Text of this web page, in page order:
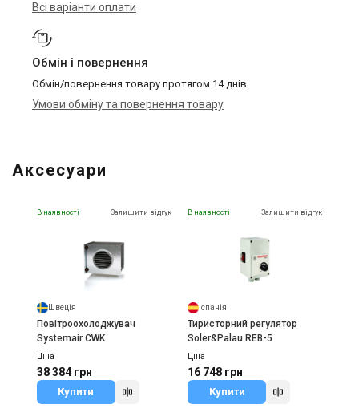
Всі варіанти оплати
Обмін і повернення
Обмін/повернення товару протягом 14 днів
Умови обміну та повернення товару
Аксесуари
В наявності Залишити відгук
Швеція
Повітроохолоджувач
Systemair CWK
Ціна
38 384 грн
Купити
В наявності Залишити відгук
Іспанія
Тиристорний регулятор
Soler&Palau REB-5
Ціна
16 748 грн
Купити